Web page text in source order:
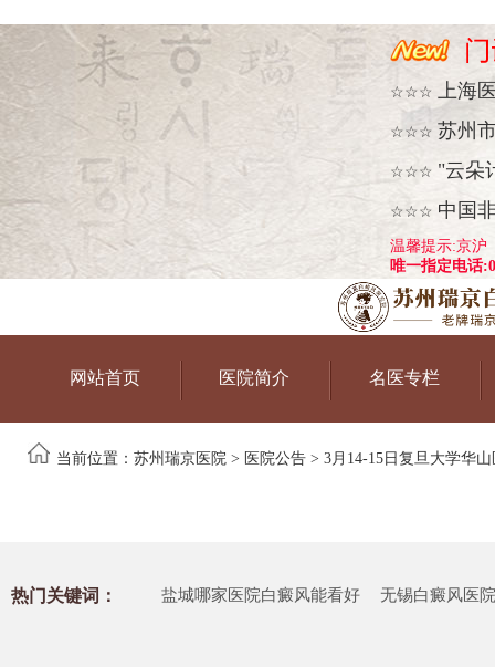
☆☆☆ 上海
☆☆☆ 苏州
☆☆☆ "云朵
☆☆☆ 中国
温馨提示:京沪
唯一指定电话
网站首页 医院简介 名医专栏
当前位置： 苏州瑞京医院 > 医院公告 > 3月14-15日复旦大学华
热门关键词： 盐城哪家医院白癜风能看好 无锡白癜风医